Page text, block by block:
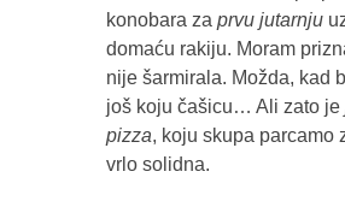
konobara za prvu jutarnju
domaću rakiju. Moram
nije šarmirala. Možda, kad
još koju čašicu… Ali zato je
pizza, koju skupa parcamo
vrlo solidna.